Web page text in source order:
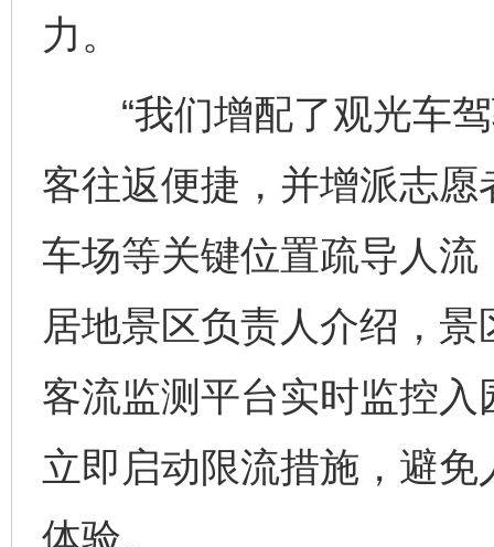
力。
“我们增配了观光车驾
客往返便捷，并增派志
车场等关键位置疏导人流
居地景区负责人介绍，
客流监测平台实时监控
立即启动限流措施，避
体验。